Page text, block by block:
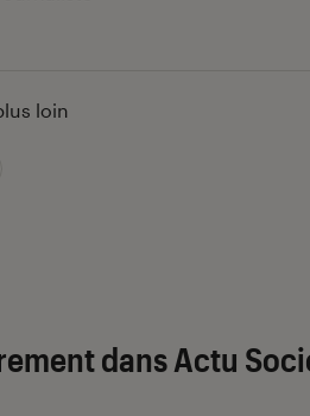
loin
dans Actu